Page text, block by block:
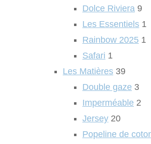
Dolce Riviera 9
Les Essentiels 1
Rainbow 2025 1
Safari 1
Les Matières 39
Double gaze 3
Imperméable 2
Jersey 20
Popeline de